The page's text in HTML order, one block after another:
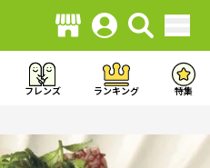
フレンズ ランキング 特集